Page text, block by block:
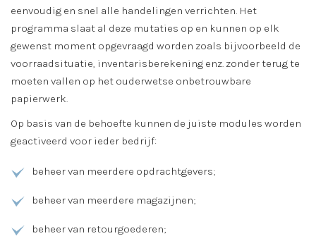
eenvoudig en snel alle handelingen verrichten. Het
programma slaat al deze mutaties op en kunnen op elk
gewenst moment opgevraagd worden zoals bijvoorbeeld de
voorraadsituatie, inventarisberekening enz. zonder terug te
moeten vallen op het ouderwetse onbetrouwbare
papierwerk.
Op basis van de behoefte kunnen de juiste modules worden
geactiveerd voor ieder bedrijf:
beheer van meerdere opdrachtgevers;
beheer van meerdere magazijnen;
beheer van retourgoederen;